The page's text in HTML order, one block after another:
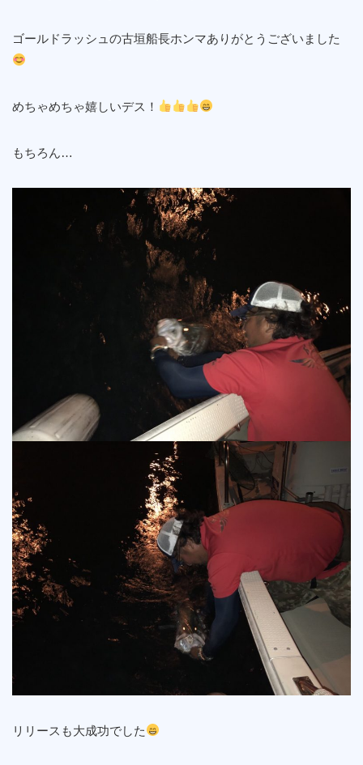
ゴールドラッシュの古垣船長ホンマありがとうございました
めちゃめちゃ嬉しいデス！
もちろん…
リリースも大成功でした